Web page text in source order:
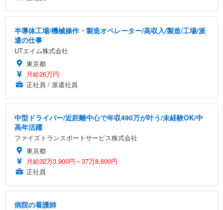
半導体工場/機械操作・製造オペレーター/高収入/製造/工場/派
遣の仕事
UTエイム株式会社
東京都
月給26万円
正社員 / 派遣社員
中型ドライバー/近距離中心で年収490万が叶う/未経験OK/中
高年活躍
ファイズトランスポートサービス株式会社
東京都
月給32万3,900円～37万8,600円
正社員
病院の看護師